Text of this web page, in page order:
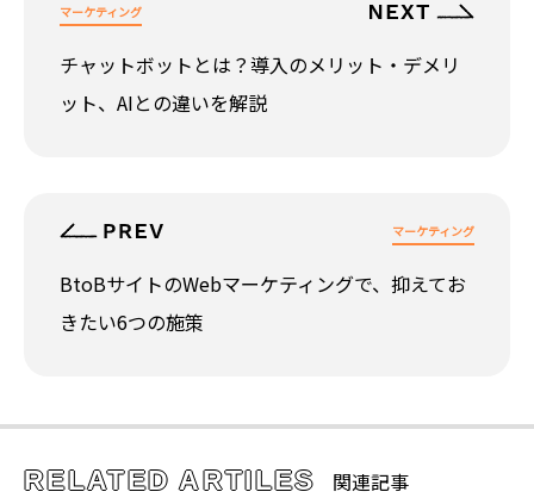
マーケティング
チャットボットとは？導入のメリット・デメリ
ット、AIとの違いを解説
マーケティング
BtoBサイトのWebマーケティングで、抑えてお
きたい6つの施策
RELATED ARTILES 関連記事